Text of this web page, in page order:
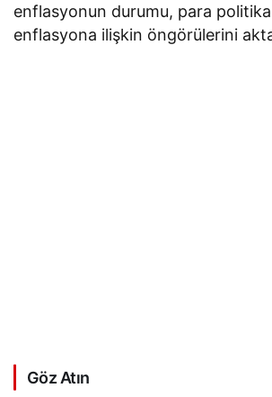
enflasyonun durumu, para
enflasyona ilişkin öngörülerini
Göz Atın